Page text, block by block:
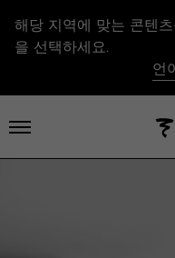
해당 지역에 맞는 콘텐
을 선택하세요.
언
메뉴 열기